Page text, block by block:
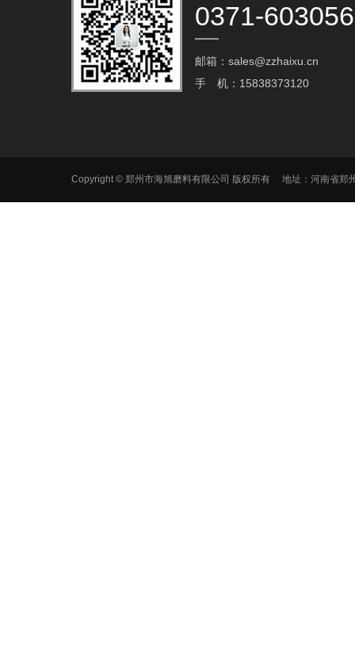
0371-
邮箱：sales@zzhaixu.cn
手 机：15838373120
Copyright © 郑州市海旭磨料有限公司 版权所有 地址：河南省